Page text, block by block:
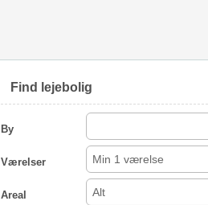
Find lejebolig
By
Værelser Min 1 værelse
Areal Alt